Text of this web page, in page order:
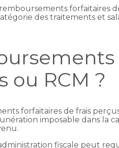
forfaitaires
des traitements et
ou RCM ?
forfaitaires de frais
imposable dans la
fiscale peut